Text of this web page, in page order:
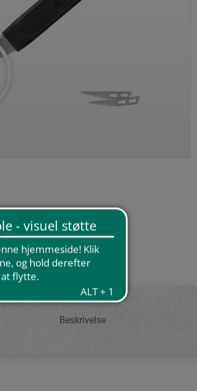
Beskrivelse